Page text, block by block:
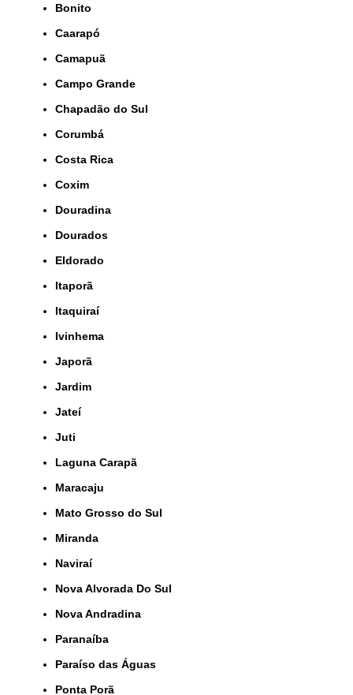
Bonito
Caarapó
Camapuã
Campo Grande
Chapadão do Sul
Corumbá
Costa Rica
Coxim
Douradina
Dourados
Eldorado
Itaporã
Itaquiraí
Ivinhema
Japorã
Jardim
Jateí
Juti
Laguna Carapã
Maracaju
Mato Grosso do Sul
Miranda
Naviraí
Nova Alvorada Do Sul
Nova Andradina
Paranaíba
Paraíso das Águas
Ponta Porã